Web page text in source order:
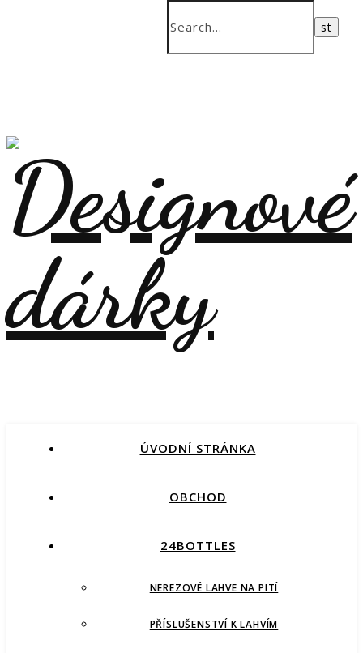
ÚVODNÍ STRÁNKA
OBCHOD
24BOTTLES
NEREZOVÉ LAHVE NA PITÍ
PŘÍSLUŠENSTVÍ K LAHVÍM